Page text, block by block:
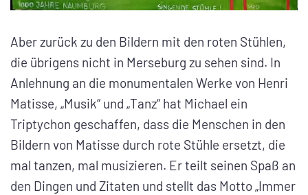
Aber zurück zu den Bildern mit den roten Stühlen,
die übrigens nicht in Merseburg zu sehen sind. In
Anlehnung an die monumentalen Werke von Henri
Matisse, „Musik“ und „Tanz“ hat Michael ein
Triptychon geschaffen, dass die Menschen in den
Bildern von Matisse durch rote Stühle ersetzt, die
mal tanzen, mal musizieren. Er teilt seinen Spaß an
den Dingen und Zitaten und stellt das Motto „Immer